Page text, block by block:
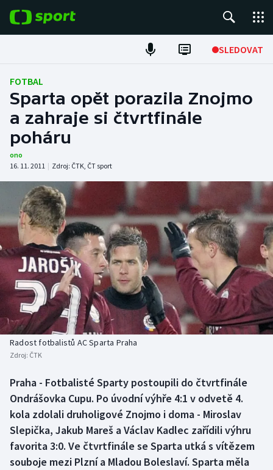
SLEDOVAT
Fotbal
Hokej
Tenis
Atletika
Cyklistika
DALŠÍ SPORTY
Americký fotbal
Baseball a softbal
Basketbal
Biatlon
Box
Curling
Dostihy
NEPŘEHLÉDNĚTE
Soutěže
Historické návraty
Aplikace ČT sport
FOTBAL
Sparta opět porazila Znojmo
a zahraje si čtvrtfinále
poháru
ono
16. 11. 2011 | Zdroj: ČTK, ČT sport
Radost fotbalistů AC Sparta Praha
Zdroj: ČTK
Praha - Fotbalisté Sparty postoupili do čtvrtfinále
Ondrášovka Cupu. Po úvodní výhře 4:1 v odvetě 4.
kola zdolali druholigové Znojmo i doma - Miroslav
Slepička, Jakub Mareš a Václav Kadlec zařídili výhru
favorita 3:0. Ve čtvrtfinále se Sparta utká s vítězem
souboje mezi Plzní a Mladou Boleslaví. Sparta měla